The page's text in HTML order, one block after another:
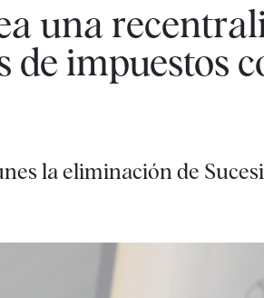
una
de impuestos
la eliminación de